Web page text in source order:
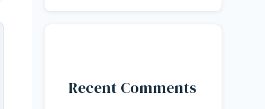
Recent Comments